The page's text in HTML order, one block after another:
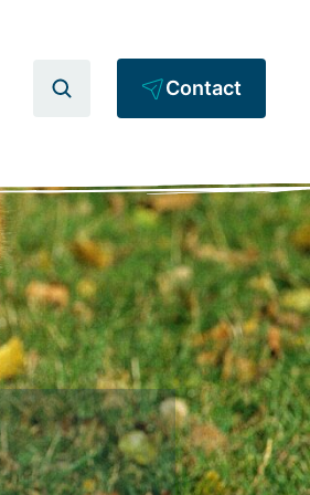
Contact